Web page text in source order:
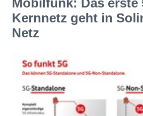
Mobilfunk: Das erste
Kernnetz geht in
Netz